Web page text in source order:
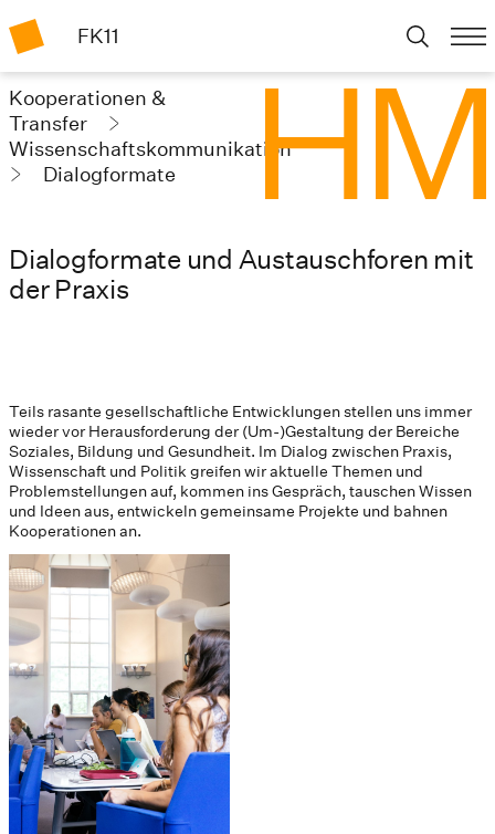
FK11
Kooperationen &
Transfer
Wissenschaftskommunikation
Dialogformate
Dialogformate und Austauschforen mit
der Praxis
Teils rasante gesellschaftliche Entwicklungen stellen uns immer
wieder vor Herausforderung der (Um-)Gestaltung der Bereiche
Soziales, Bildung und Gesundheit. Im Dialog zwischen Praxis,
Wissenschaft und Politik greifen wir aktuelle Themen und
Problemstellungen auf, kommen ins Gespräch, tauschen Wissen
und Ideen aus, entwickeln gemeinsame Projekte und bahnen
Kooperationen an.